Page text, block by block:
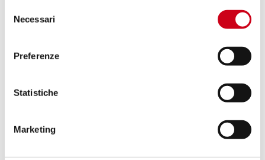
delNecessari
Preferenze
Statistiche
Marketing